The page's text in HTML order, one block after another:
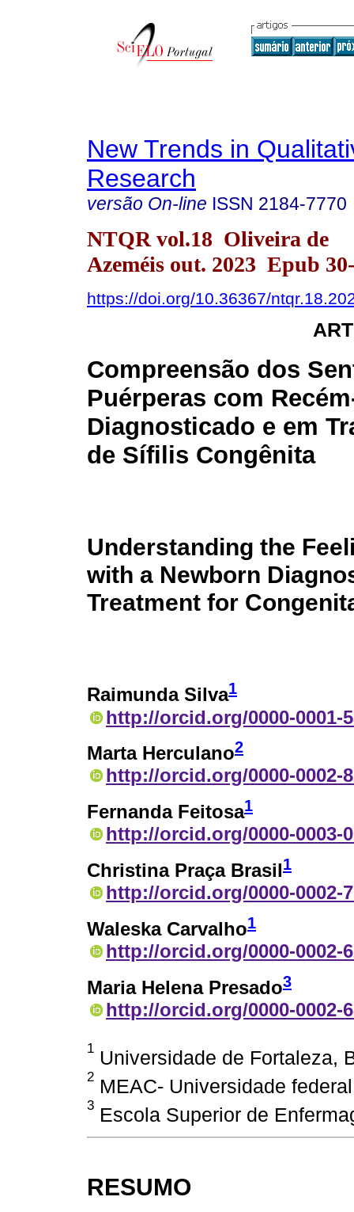
New Trends in
Research
versão On-line ISSN 2184-7770
NTQR vol.18 Oliveira de
Azeméis out. 2023 Epub
https://doi.org/10.36367/
Compreensão dos
Puérperas com
Diagnosticado e em
de Sífilis Congênita
Understanding the
with a Newborn
Treatment for
Raimunda Silva1
http://orcid.org/0000-0001-
Marta Herculano2
http://orcid.org/0000-0002-
Fernanda Feitosa1
http://orcid.org/0000-0003-
Christina Praça Brasil1
http://orcid.org/0000-0002-
Waleska Carvalho1
http://orcid.org/0000-0002-
Maria Helena Presado3
http://orcid.org/0000-0002-
1 Universidade de Fortaleza,
2 MEAC- Universidade
3 Escola Superior de
RESUMO